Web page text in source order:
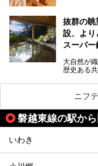
「最近疲
な？」
そんな方
抜群の眺
設、より
スーパ
大自然が
歴史ある
スーパー
今回は、
「一度訪
ピックア
※2021/07/
ニフ
磐越東線の駅か
いわき